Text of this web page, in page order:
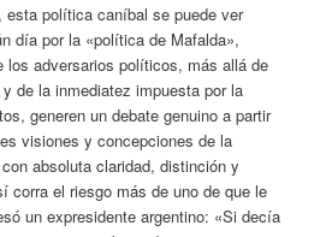
esta política caníbal se puede ver
día por la «política de Mafalda»,
los adversarios políticos, más allá de
de la inmediatez impuesta por la
generen un debate genuino a partir
visiones y concepciones de la
absoluta claridad, distinción y
corra el riesgo más de uno de que le
un expresidente argentino: «Si decía